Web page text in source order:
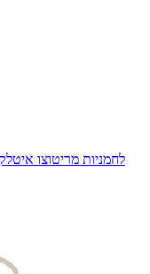
לחמניות מריטוצו